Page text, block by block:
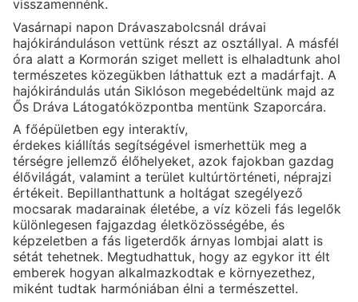
visszamennénk.
Vasárnapi napon Drávaszabolcsnál drávai
hajókiránduláson vettünk részt az osztállyal. A másfél
óra alatt a Kormorán sziget mellett is elhaladtunk ahol
természetes közegükben láthattuk ezt a madárfajt. A
hajókirándulás után Siklóson megebédeltünk majd az
Ős Dráva Látogatóközpontba mentünk Szaporcára.
A főépületben egy interaktív,
érdekes kiállítás segítségével ismerhettük meg a
térségre jellemző élőhelyeket, azok fajokban gazdag
élővilágát, valamint a terület kultúrtörténeti, néprajzi
értékeit. Bepillanthattunk a holtágat szegélyező
mocsarak madarainak életébe, a víz közeli fás legelők
különlegesen fajgazdag életközösségébe, és
képzeletben a fás ligeterdők árnyas lombjai alatt is
sétát tehetnek. Megtudhattuk, hogy az egykor itt élt
emberek hogyan alkalmazkodtak e környezethez,
miként tudtak harmóniában élni a természettel.